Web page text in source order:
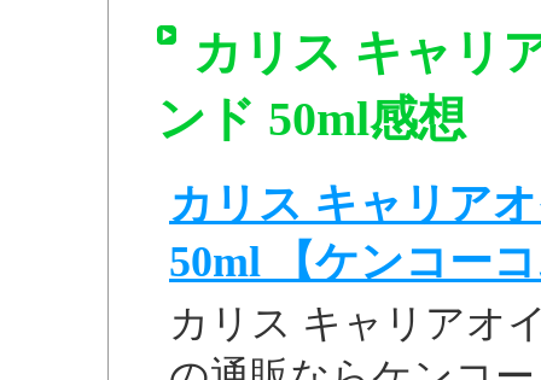
カリス キャリ
ンド 50ml感想
カリス キャリア
50ml 【ケンコー
カリス キャリアオ